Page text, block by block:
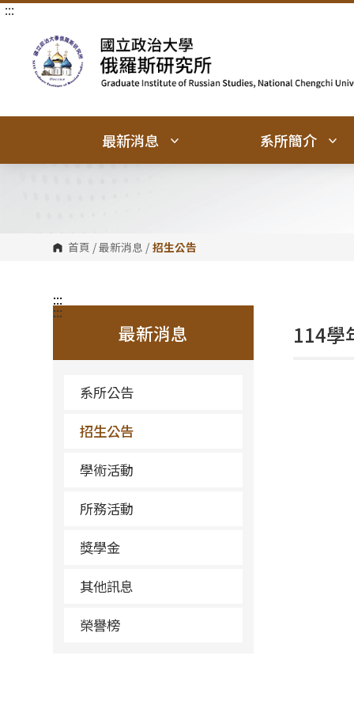
跳
跳
:::
最新消息 系所簡介
首頁 /最新消息 / 招生公告
:::
最新消息
系所公告
招生公告
學術活動
所務活動
獎學金
其他訊息
榮譽榜
:::
114學